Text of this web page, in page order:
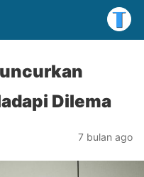
Dilema
7 bulan ago